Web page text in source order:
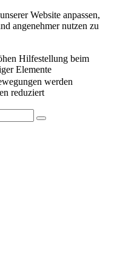
Website anpassen,
angenehmer nutzen zu
Hilfestellung beim
Elemente
werden
reduziert